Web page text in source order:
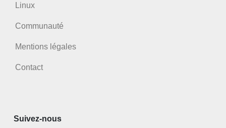
Linux
Communauté
Mentions légales
Contact
Suivez-nous